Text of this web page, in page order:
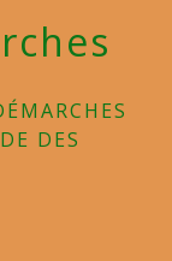
DES